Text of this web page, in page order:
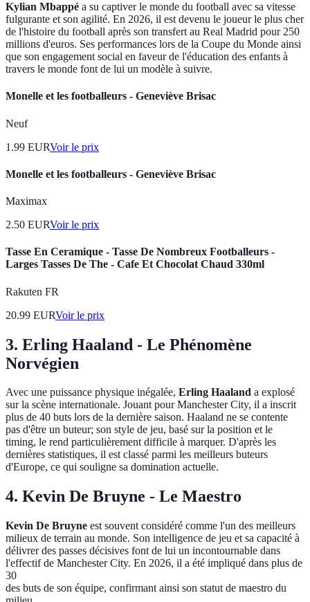
Kylian Mbappé a su captiver le monde du football avec sa vitesse
fulgurante et son agilité. En 2026, il est devenu le joueur le plus cher
de l'histoire du football après son transfert au Real Madrid pour 250
millions d'euros. Ses performances lors de la Coupe du Monde ainsi
que son engagement social en faveur de l'éducation des enfants à
travers le monde font de lui un modèle à suivre.
Monelle et les footballeurs - Geneviève Brisac
Neuf
1.99 EURVoir le prix
Monelle et les footballeurs - Geneviève Brisac
Maximax
2.50 EURVoir le prix
Tasse En Ceramique - Tasse De Nombreux Footballeurs -
Larges Tasses De The - Cafe Et Chocolat Chaud 330ml
Rakuten FR
20.99 EURVoir le prix
3. Erling Haaland - Le Phénomène
Norvégien
Avec une puissance physique inégalée, Erling Haaland a explosé
sur la scène internationale. Jouant pour Manchester City, il a inscrit
plus de 40 buts lors de la dernière saison. Haaland ne se contente
pas d'être un buteur; son style de jeu, basé sur la position et le
timing, le rend particulièrement difficile à marquer. D'après les
dernières statistiques, il est classé parmi les meilleurs buteurs
d'Europe, ce qui souligne sa domination actuelle.
4. Kevin De Bruyne - Le Maestro
Kevin De Bruyne est souvent considéré comme l'un des meilleurs
milieux de terrain au monde. Son intelligence de jeu et sa capacité à
délivrer des passes décisives font de lui un incontournable dans
l'effectif de Manchester City. En 2026, il a été impliqué dans plus de
30
des buts de son équipe, confirmant ainsi son statut de maestro du